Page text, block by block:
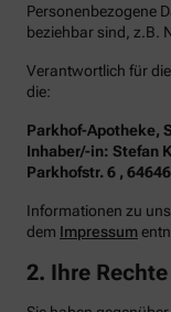
Personenbezogene
beziehbar sind, z.B.
Verantwortlich für
die:
Parkhof-Apotheke,
Inhaber/-in: Stefan
Parkhofstr. 6 ,
Informationen zu
dem Impressum
2. Ihre Rechte